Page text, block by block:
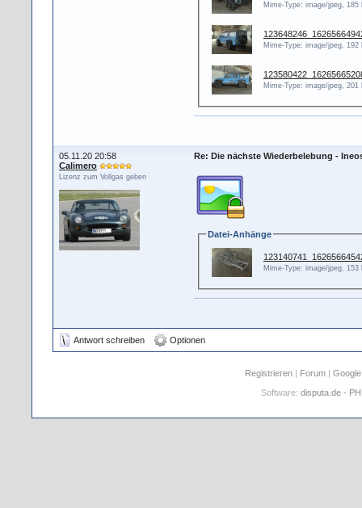
Mime-Type: image/jpeg, 185
Mime-Type: image/jpeg, 192
Mime-Type: image/jpeg, 201
05.11.20 20:58
Calimero
Lizenz zum Vollgas geben
Re: Die nächste Wiederbelebung -
Datei-Anhänge
Mime-Type: image/jpeg, 153
Antwort schreiben Optionen
Registrieren | Forum |
Software: disputa.de -